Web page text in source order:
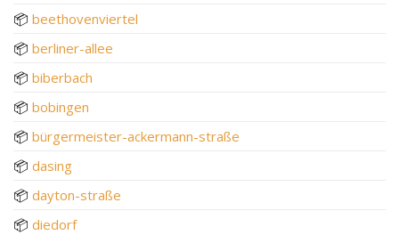
📦 beethovenviertel
📦 berliner-allee
📦 biberbach
📦 bobingen
📦 bürgermeister-ackermann-straße
📦 dasing
📦 dayton-straße
📦 diedorf